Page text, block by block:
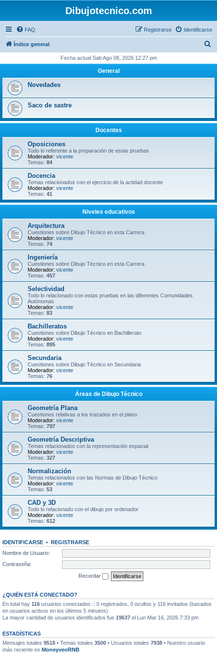
Dibujotecnico.com
FAQ Identificarse
Registrarse
Índice general
c
Fecha actual Sab Ago 08, 2026 12:27 pm
General
Novedades
Saco de sastre
Docentes
Oposiciones
Todo lo referente a la preparación de estas pruebas
Moderador: vicente
Temas: 84
Docencia
Temas relacionados con el ejercicio de la actidad docente
Moderador: vicente
Temas: 41
Niveles educativos
Arquitectura
Cuestiones sobre Dibujo Técnico en esta Carrera
Moderador: vicente
Temas: 74
Ingeniería
Cuestiones sobre Dibujo Técnico en esta Carrera
Moderador: vicente
Temas: 457
Selectividad
Todo lo relacionado con estas pruebas en las diferentes Comunidades
Autónomas
Moderador: vicente
Temas: 83
Bachilleratos
Cuestiones sobre Dibujo Técnico en Bachillerato
Moderador: vicente
Temas: 895
Secundaria
Cuestiones sobre Dibujo Técnico en Secundaria
Moderador: vicente
Temas: 76
Áreas de Dibujo Técnico
Geometría Plana
Cuestiones relativas a los trazados en el plano
Moderador: vicente
Temas: 797
Geometría Descriptiva
Temas relacionados con la representación espacial
Moderador: vicente
Temas: 327
Normalización
Temas relacionados con las Normas de Dibujo Técnico
Moderador: vicente
Temas: 53
CAD y 3D
Todo lo relacionado con el dibujo por ordenador
Moderador: vicente
Temas: 612
IDENTIFICARSE • REGISTRARSE
Nombre de Usuario:
Contraseña:
Recordar
¿QUIÉN ESTÁ CONECTADO?
En total hay 116 usuarios conectados :: 0 registrados, 0 ocultos y 116 invitados (basados
en usuarios activos en los últimos 5 minutos)
La mayor cantidad de usuarios identificados fue 19637 el Lun Mar 16, 2026 7:33 pm
ESTADÍSTICAS
Mensajes totales 9518 • Temas totales 3500 • Usuarios totales 7938 • Nuestro usuario
más reciente es MoneyveoRNB